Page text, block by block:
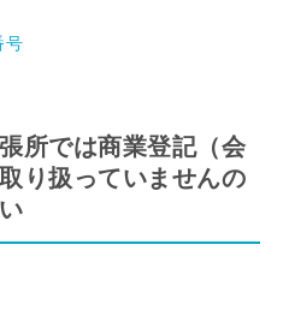
号
所では商業登記（会
り扱っていませんの